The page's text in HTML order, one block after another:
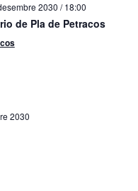
2030 / 18:00
de Pla de Petracos
2030